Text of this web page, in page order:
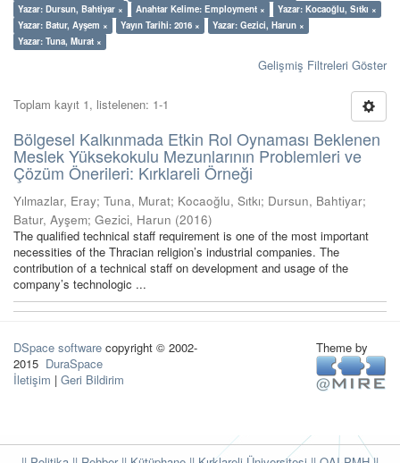
Yazar: Dursun, Bahtiyar ×
Anahtar Kelime: Employment ×
Yazar: Kocaoğlu, Sıtkı ×
Yazar: Batur, Ayşem ×
Yayın Tarihi: 2016 ×
Yazar: Gezici, Harun ×
Yazar: Tuna, Murat ×
Gelişmiş Filtreleri Göster
Toplam kayıt 1, listelenen: 1-1
Bölgesel Kalkınmada Etkin Rol Oynaması Beklenen
Meslek Yüksekokulu Mezunlarının Problemleri ve
Çözüm Önerileri: Kırklareli Örneği
Yılmazlar, Eray; Tuna, Murat; Kocaoğlu, Sıtkı; Dursun, Bahtiyar;
Batur, Ayşem; Gezici, Harun (2016)
The qualified technical staff requirement is one of the most important
necessities of the Thracian religion’s industrial companies. The
contribution of a technical staff on development and usage of the
company’s technologic ...
DSpace software copyright © 2002-
2015 DuraSpace
İletişim | Geri Bildirim
Theme by